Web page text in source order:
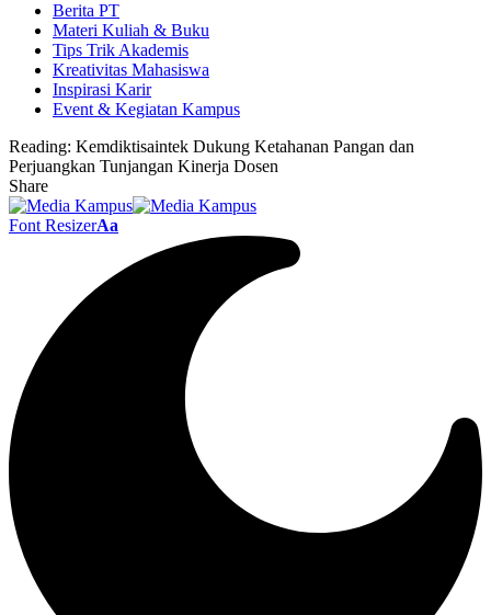
Berita PT
Materi Kuliah & Buku
Tips Trik Akademis
Kreativitas Mahasiswa
Inspirasi Karir
Event & Kegiatan Kampus
Reading: Kemdiktisaintek Dukung Ketahanan Pangan dan
Perjuangkan Tunjangan Kinerja Dosen
Share
Font ResizerAa